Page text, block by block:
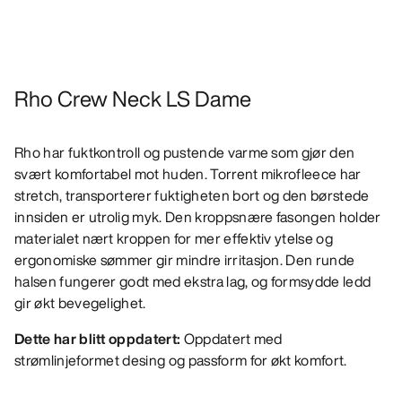
Rho Crew Neck LS Dame
Rho har fuktkontroll og pustende varme som gjør den
svært komfortabel mot huden. Torrent mikrofleece har
stretch, transporterer fuktigheten bort og den børstede
innsiden er utrolig myk. Den kroppsnære fasongen holder
materialet nært kroppen for mer effektiv ytelse og
ergonomiske sømmer gir mindre irritasjon. Den runde
halsen fungerer godt med ekstra lag, og formsydde ledd
gir økt bevegelighet.
Dette har blitt oppdatert: Oppdatert med
strømlinjeformet desing og passform for økt komfort.